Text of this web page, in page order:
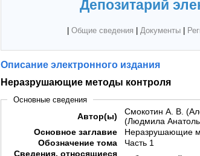
Депозитарий
Общие сведения Документы|
Описание электронного издания
Неразрушающие методы контроля
Основные сведения
Автор(ы)
Смокотин А. В.
(Людмила
Основное заглавие
Неразрушающие
Обозначение тома
Часть 1
Сведения, относящиеся